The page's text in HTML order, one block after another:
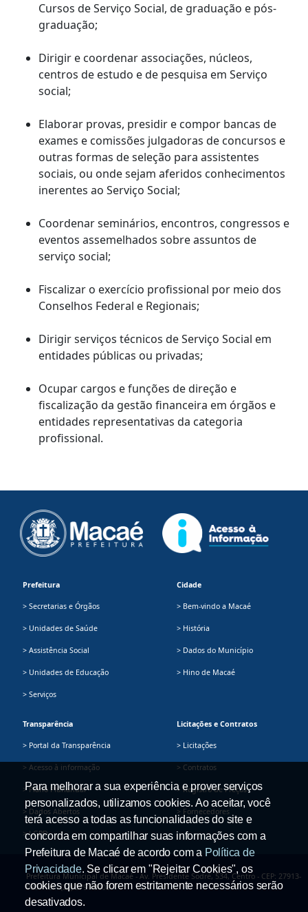
Cursos de Serviço Social, de graduação e pós-
graduação;
Dirigir e coordenar associações, núcleos,
centros de estudo e de pesquisa em Serviço
social;
Elaborar provas, presidir e compor bancas de
exames e comissões julgadoras de concursos e
outras formas de seleção para assistentes
sociais, ou onde sejam aferidos conhecimentos
inerentes ao Serviço Social;
Coordenar seminários, encontros, congressos e
eventos assemelhados sobre assuntos de
serviço social;
Fiscalizar o exercício profissional por meio dos
Conselhos Federal e Regionais;
Dirigir serviços técnicos de Serviço Social em
entidades públicas ou privadas;
Ocupar cargos e funções de direção e
fiscalização da gestão financeira em órgãos e
entidades representativas da categoria
profissional.
Prefeitura
> Secretarias e Órgãos
> Unidades de Saúde
> Assistência Social
> Unidades de Educação
> Serviços
Cidade
> Bem-vindo a Macaé
> História
> Dados do Município
> Hino de Macaé
Transparência
> Portal da Transparência
> Acesso à informação
> Plano Plurianual
> Dados Abertos
> LGPD
Licitações e Contratos
> Licitações
> Contratos
> Registro de Preços
> Fornecedores
Prefeitura Municipal de Macaé - Av. Presidente Sodré, 534, Centro - CEP: 27913-
080 - Tel.: (22) 2791-9008
Para melhorar a sua experiência e prover serviços
personalizados, utilizamos cookies. Ao aceitar, você
terá acesso a todas as funcionalidades do site e
concorda em compartilhar suas informações com a
Prefeitura de Macaé de acordo com a Política de
Privacidade. Se clicar em "Rejeitar Cookies", os
cookies que não forem estritamente necessários serão
desativados.